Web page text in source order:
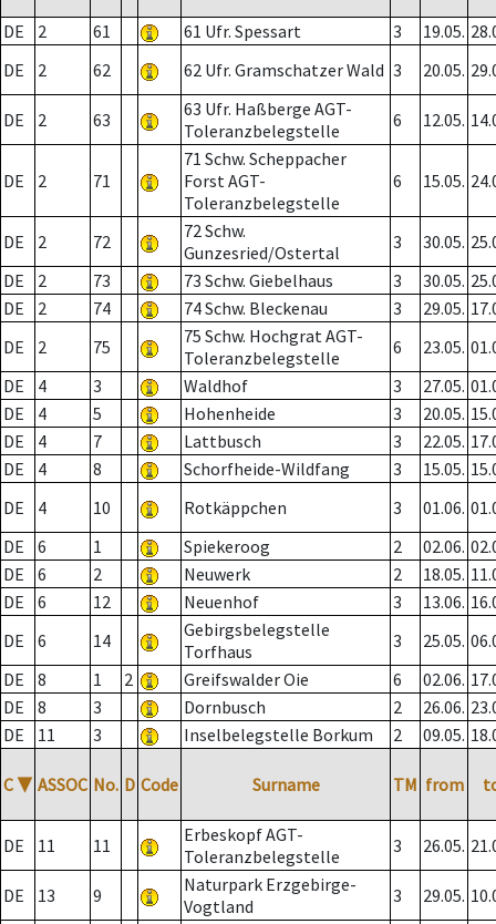
DE 2 61 61 Ufr. Spessart 3 19.05.
DE
2 62 62 Ufr. Gramschatzer Wald 3 20.05.
DE 2 63
63 Ufr. Haßberge AGT-
Toleranzbelegstelle
6 12.05.
DE 2 71
71 Schw. Scheppacher
Forst AGT-
Toleranzbelegstelle
6 15.05.
DE 2 72
72 Schw.
Gunzesried/Ostertal
3 30.05.
DE
2 73 73 Schw. Giebelhaus 3 30.05.
DE
2 74 74 Schw. Bleckenau 3 29.05.
DE
2 75
75 Schw. Hochgrat AGT-
Toleranzbelegstelle
6 23.05.
DE
4 3 Waldhof 3 27.05.
DE
4 5 Hohenheide 3 20.05.
DE
4 7 Lattbusch 3 22.05.
DE
4 8 Schorfheide-Wildfang 3 15.05.
DE
4 10 Rotkäppchen 3 01.06.
DE
6 1 Spiekeroog 2 02.06.
DE
6 2 Neuwerk 2 18.05.
DE
6 12 Neuenhof 3 13.06.
DE
6 14
Gebirgsbelegstelle
Torfhaus
3 25.05.
DE
8 1 2 Greifswalder Oie 6 02.06.
DE
8 3 Dornbusch 2 26.06.
DE
11 3 Inselbelegstelle Borkum 2 09.05.
C ▼ ASSOC No. D Code Surname TM from
DE 11 11
Erbeskopf AGT-
Toleranzbelegstelle
3 26.05.
DE 13 9
Naturpark Erzgebirge-
Vogtland
3 29.05.